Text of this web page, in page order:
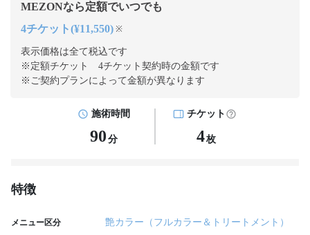
MEZONなら定額でいつでも
4チケット(¥11,550) ※
表示価格は全て税込です
※定額チケット 4チケット契約時の金額です
※ご契約プランによって金額が異なります
施術時間
90 分
チケット
4枚
特徴
メニュー区分 艶カラー（フルカラー＆トリートメント）